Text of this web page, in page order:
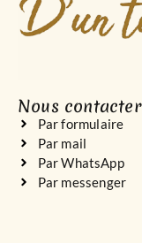
Nous contacter
Par formulaire
Par mail
Par WhatsApp
Par messenger